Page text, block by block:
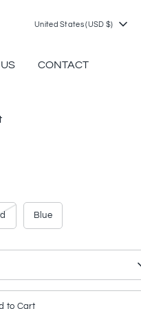
Currency
United States (USD $)
CONTACT
Blue
to Cart